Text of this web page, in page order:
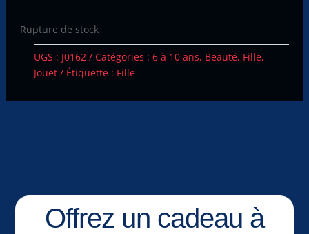
Rupture de stock
UGS : J0162 Catégories : 6 à 10 ans, Beauté, Fille,
Jouet
Étiquette : Fille
Offrez un cadeau à